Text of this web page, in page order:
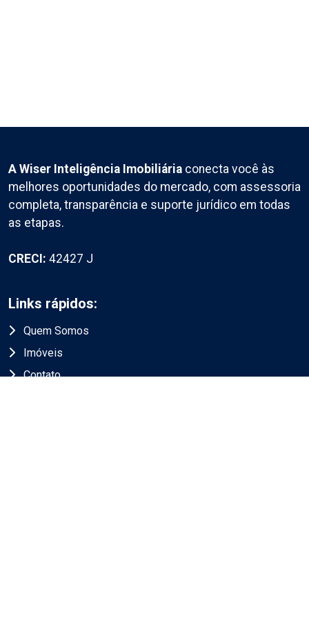
A Wiser Inteligência Imobiliária conecta você às
melhores oportunidades do mercado, com assessoria
completa, transparência e suporte jurídico em todas
as etapas.
CRECI: 42427 J
Links rápidos:
Quem Somos
Imóveis
Contato